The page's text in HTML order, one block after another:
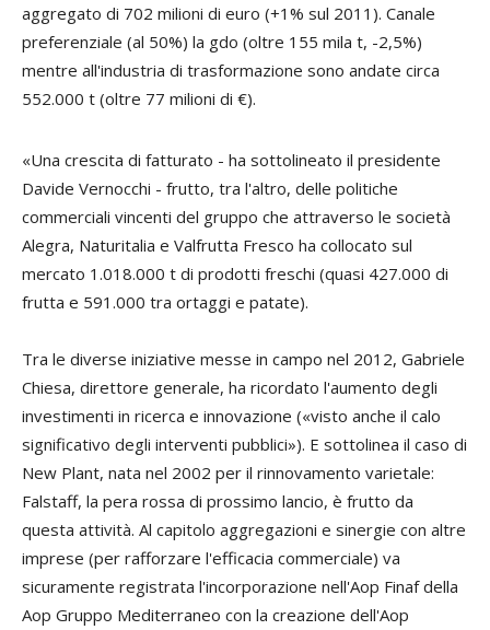
aggregato di 702 milioni di euro (+1% sul 2011). Canale
preferenziale (al 50%) la gdo (oltre 155 mila t, -2,5%)
mentre all'industria di trasformazione sono andate circa
552.000 t (oltre 77 milioni di €).
«Una crescita di fatturato - ha sottolineato il presidente
Davide Vernocchi - frutto, tra l'altro, delle politiche
commerciali vincenti del gruppo che attraverso le società
Alegra, Naturitalia e Valfrutta Fresco ha collocato sul
mercato 1.018.000 t di prodotti freschi (quasi 427.000 di
frutta e 591.000 tra ortaggi e patate).
Tra le diverse iniziative messe in campo nel 2012, Gabriele
Chiesa, direttore generale, ha ricordato l'aumento degli
investimenti in ricerca e innovazione («visto anche il calo
significativo degli interventi pubblici»). E sottolinea il caso di
New Plant, nata nel 2002 per il rinnovamento varietale:
Falstaff, la pera rossa di prossimo lancio, è frutto da
questa attività. Al capitolo aggregazioni e sinergie con altre
imprese (per rafforzare l'efficacia commerciale) va
sicuramente registrata l'incorporazione nell'Aop Finaf della
Aop Gruppo Mediterraneo con la creazione dell'Aop